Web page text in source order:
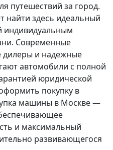
путешествий за город.
найти здесь идеальный
индивидуальным
Современные
дилеры и надежные
автомобили с полной
юридической
покупку в
машины в Москве —
и максимальный
развивающегося